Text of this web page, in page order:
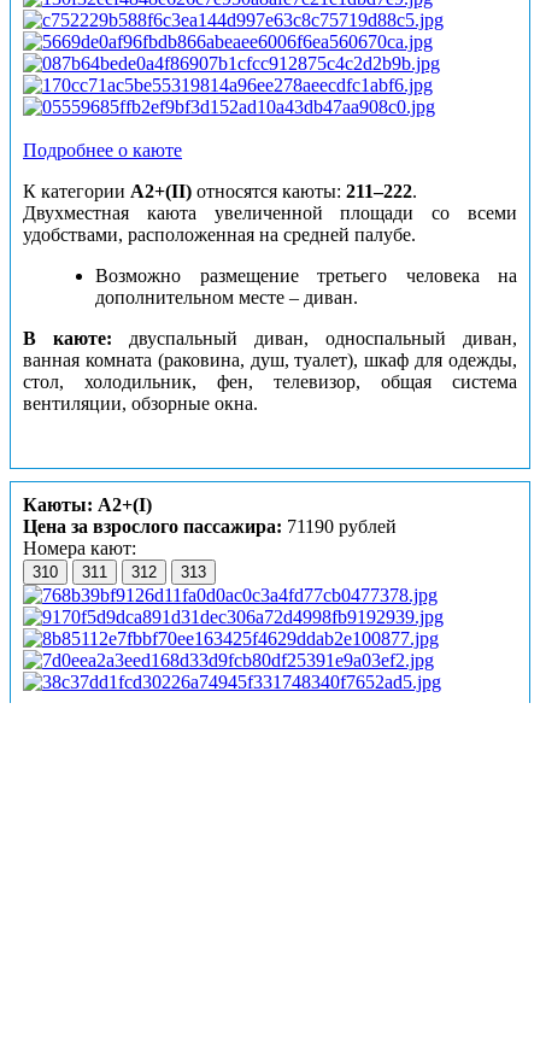
Подробнее о каюте
К категории А2+(II) относятся каюты: 211–222.
Двухместная каюта увеличенной площади со всеми
удобствами, расположенная на средней палубе.
Возможно размещение третьего человека на
дополнительном месте – диван.
В каюте: двуспальный диван, односпальный диван,
ванная комната (раковина, душ, туалет), шкаф для одежды,
стол, холодильник, фен, телевизор, общая система
вентиляции, обзорные окна.
Каюты: А2+(I)
Цена за взрослого пассажира: 71190 рублей
Номера кают:
310 311 312 313